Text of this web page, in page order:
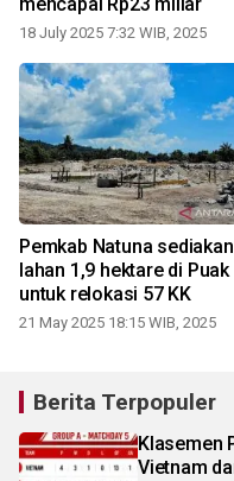
18 July 2025 7:32 WIB, 2025
Pemkab Natuna sediakan
lahan 1,9 hektare di Puak
untuk relokasi 57 KK
21 May 2025 18:15 WIB, 2025
Berita Terpopuler
Klasemen
Vietnam